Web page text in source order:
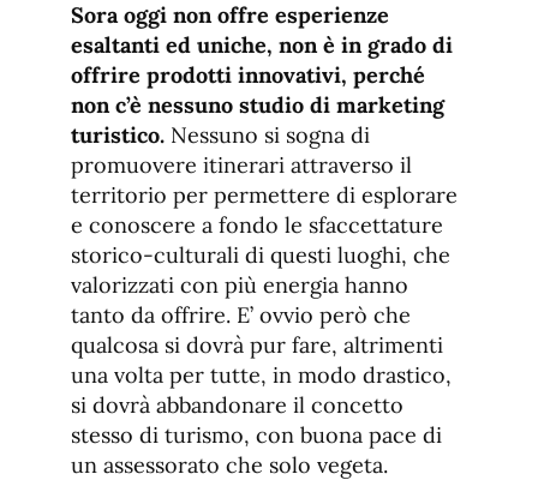
Sora oggi non offre esperienze
esaltanti ed uniche, non è in grado di
offrire prodotti innovativi, perché
non c’è nessuno studio di marketing
turistico. Nessuno si sogna di
promuovere itinerari attraverso il
territorio per permettere di esplorare
e conoscere a fondo le sfaccettature
storico-culturali di questi luoghi, che
valorizzati con più energia hanno
tanto da offrire. E’ ovvio però che
qualcosa si dovrà pur fare, altrimenti
una volta per tutte, in modo drastico,
si dovrà abbandonare il concetto
stesso di turismo, con buona pace di
un assessorato che solo vegeta.